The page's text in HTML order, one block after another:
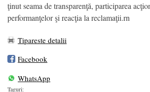
ţinut seama de transparenţă, participarea
performanţelor şi reacţia la reclamaţii.rn
Tipareste detalii
Facebook
WhatsApp
Taguri: